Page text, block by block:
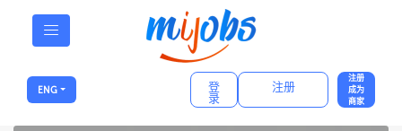
ENG 登
录
注册
注册
成为
商家